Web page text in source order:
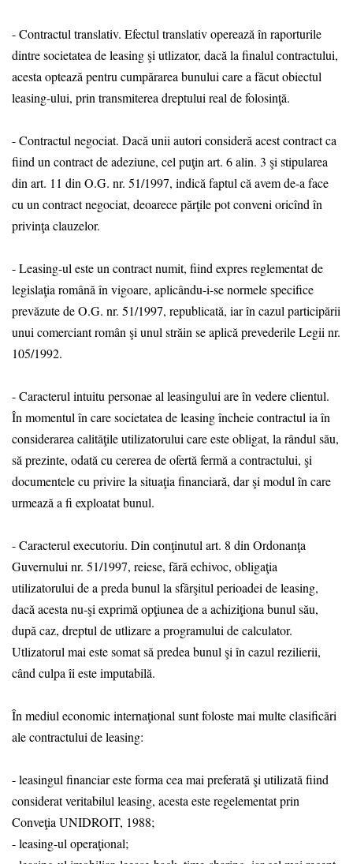
- Contractul translativ. Efectul translativ operează în raporturile
dintre societatea de leasing şi utlizator, dacă la finalul contractului,
acesta optează pentru cumpărarea bunului care a făcut obiectul
leasing-ului, prin transmiterea dreptului real de folosinţă.
- Contractul negociat. Dacă unii autori consideră acest contract ca
fiind un contract de adeziune, cel puţin art. 6 alin. 3 şi stipularea
din art. 11 din O.G. nr. 51/1997, indică faptul că avem de-a face
cu un contract negociat, deoarece părţile pot conveni oricînd în
privinţa clauzelor.
- Leasing-ul este un contract numit, fiind expres reglementat de
legislaţia română în vigoare, aplicându-i-se normele specifice
prevăzute de O.G. nr. 51/1997, republicată, iar în cazul participării
unui comerciant român şi unul străin se aplică prevederile Legii nr.
105/1992.
- Caracterul intuitu personae al leasingului are în vedere clientul.
În momentul în care societatea de leasing încheie contractul ia în
considerarea calităţile utilizatorului care este obligat, la rândul său,
să prezinte, odată cu cererea de ofertă fermă a contractului, şi
documentele cu privire la situaţia financiară, dar şi modul în care
urmează a fi exploatat bunul.
- Caracterul executoriu. Din conţinutul art. 8 din Ordonanţa
Guvernului nr. 51/1997, reiese, fără echivoc, obligaţia
utilizatorului de a preda bunul la sfârşitul perioadei de leasing,
dacă acesta nu-şi exprimă opţiunea de a achiziţiona bunul său,
după caz, dreptul de utlizare a programului de calculator.
Utlizatorul mai este somat să predea bunul şi în cazul rezilierii,
când culpa îi este imputabilă.
În mediul economic internaţional sunt foloste mai multe clasificări
ale contractului de leasing:
- leasingul financiar este forma cea mai preferată şi utilizată fiind
considerat veritabilul leasing, acesta este regelementat prin
Conveţia UNIDROIT, 1988;
- leasing-ul operaţional;